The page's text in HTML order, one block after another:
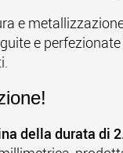
e
e perfezionate
della durata di